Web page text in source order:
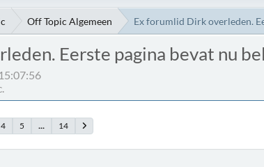
Off Topic Algemeen Ex forumlid Dirk overleden.
Eerste pagina bevat nu
4 5 ... 14